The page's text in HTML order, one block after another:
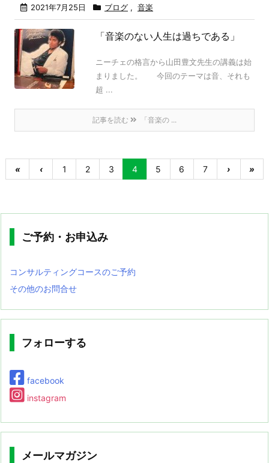
2021年7月25日 ブログ , 音楽
「音楽のない人生は過ちである」
ニーチェの格言から山田豊文先生の講義は始
まりました。 今回のテーマは音、それも
超 ...
記事を読む 「音楽の ...
« ‹ 1 2 3 4 5 6 7 › »
ご予約・お申込み
コンサルティングコースのご予約
その他のお問合せ
フォローする
facebook
instagram
メールマガジン